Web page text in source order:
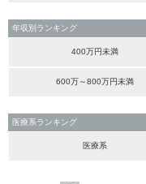
年収別ランキング
400万円未満
600万～800万円未満
医療系ランキング
医療系